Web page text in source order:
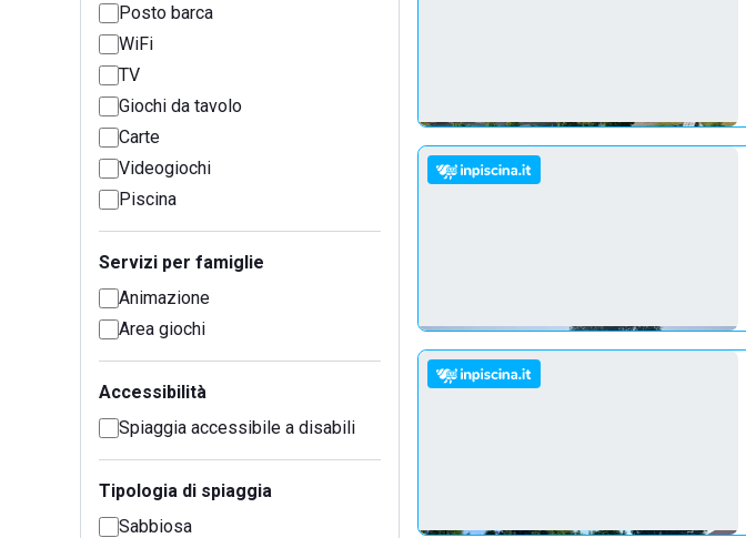
Posto barca
WiFi
TV
Giochi da tavolo
Carte
Videogiochi
Piscina
Servizi per famiglie
Animazione
Area giochi
Accessibilità
Spiaggia accessibile a disabili
Tipologia di spiaggia
Sabbiosa